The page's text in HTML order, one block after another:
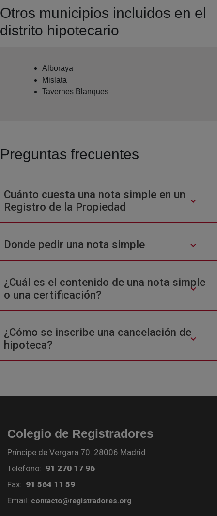
Otros municipios incluidos en el
distrito hipotecario
Alboraya
Mislata
Tavernes Blanques
Preguntas frecuentes
Cuánto cuesta una nota simple en un
Registro de la Propiedad
Donde pedir una nota simple
¿Cuál es el contenido de una nota simple
o una certificación?
¿Cómo se inscribe una cancelación de
hipoteca?
Colegio de Registradores
Príncipe de Vergara 70. 28006 Madrid
Teléfono: 91 270 17 96
Fax: 91 564 11 59
Email: contacto@registradores.org